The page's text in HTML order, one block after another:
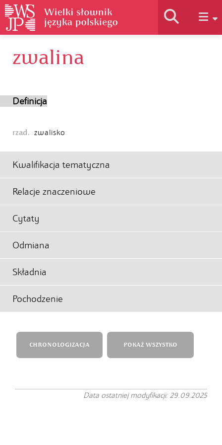
Historia słownika
zwalina
Definicja
rzad. zwalisko
Kwalifikacja tematyczna
Relacje znaczeniowe
Cytaty
Odmiana
Składnia
Pochodzenie
CHRONOLOGIZACJA POKAŻ WSZYSTKO
Data ostatniej modyfikacji: 29.09.2025